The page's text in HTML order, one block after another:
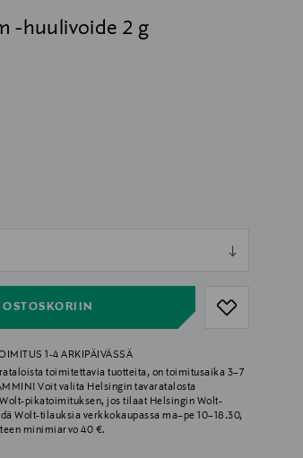
-huulivoide 2 g
1-4 ARKIPÄIVÄSSÄ
toimitettavia tuotteita, on toimitusaika 3–7
Voit valita Helsingin tavaratalosta
pikatoimituksen, jos tilaat Helsingin Wolt-
Wolt-tilauksia verkkokaupassa ma–pe 10–18.30,
minimiarvo 40 €.